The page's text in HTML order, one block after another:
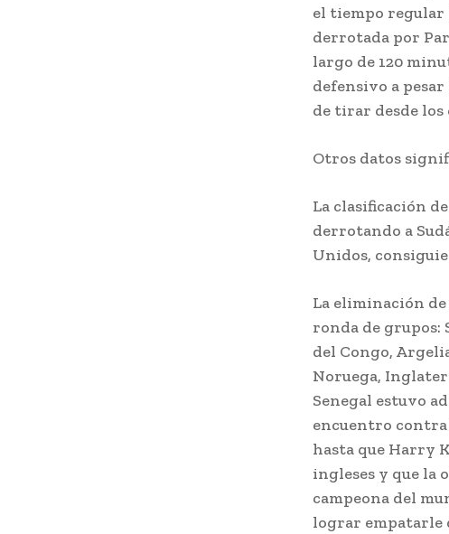
el tiempo regular
derrotada por
largo de 120
defensivo a
de tirar desde
Otros datos
La clasificación
derrotando a
Unidos,
La eliminación
ronda de grupos:
del Congo,
Noruega,
Senegal estuvo
encuentro contra
hasta que Harry
ingleses y que la
campeona del
lograr empatarle